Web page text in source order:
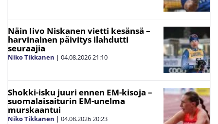
Näin Iivo Niskanen vietti kesänsä –
harvinainen päivitys ilahdutti
seuraajia
Niko Tikkanen | 04.08.202621:10
Shokki-isku juuri ennen EM-kisoja –
suomalaisaiturin EM-unelma
murskaantui
Niko Tikkanen | 04.08.202620:23